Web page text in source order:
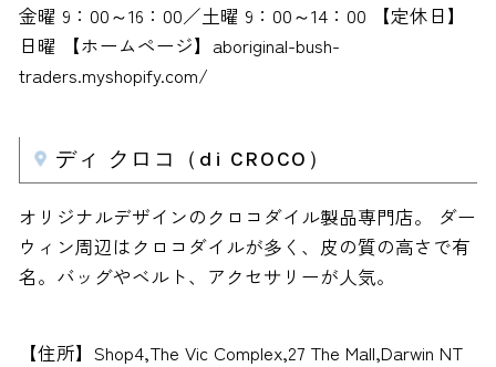
金曜 9：00～16：00／土曜 9：00～14：00 【定休日】
日曜 【ホームページ】aboriginal-bush-
traders.myshopify.com/
ディ クロコ（di CROCO）
オリジナルデザインのクロコダイル製品専門店。 ダー
ウィン周辺はクロコダイルが多く、皮の質の高さで有
名。バッグやベルト、アクセサリーが人気。
【住所】Shop4,The Vic Complex,27 The Mall,Darwin NT